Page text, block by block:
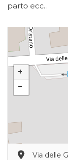
parto ecc..
Via delle